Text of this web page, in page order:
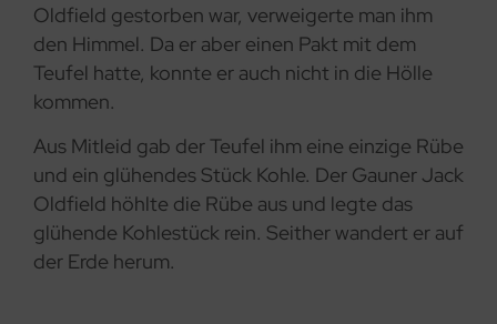
Oldfield gestorben war, verweigerte man ihm
den Himmel. Da er aber einen Pakt mit dem
Teufel hatte, konnte er auch nicht in die Hölle
kommen.
Aus Mitleid gab der Teufel ihm eine einzige Rübe
und ein glühendes Stück Kohle. Der Gauner Jack
Oldfield höhlte die Rübe aus und legte das
glühende Kohlestück rein. Seither wandert er auf
der Erde herum.